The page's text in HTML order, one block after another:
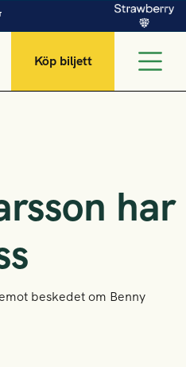
Köp biljett
har
beskedet om Benny